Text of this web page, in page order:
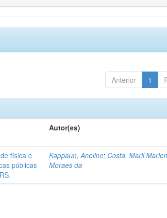
Anterior 1
Autor(es)
física e
públicas
Kappaun, Aneline; Costa, Marli
Moraes da